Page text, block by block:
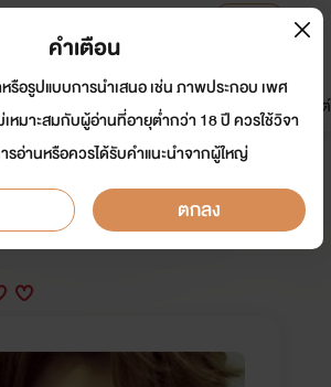
อีบุ๊ก การ์ตูน
มาใหม่
ดรีมแชท ธัญลิสต์
คำเตือน
รือรูปแบบการนำเสนอ เช่น ภาพประกอบ เพศ
หมาะสมกับผู้อ่านที่อายุต่ำกว่า 18 ปี ควรใช้วิจา
อ่านหรือควรได้รับคำแนะนำจากผู้ใหญ่
ตกลง